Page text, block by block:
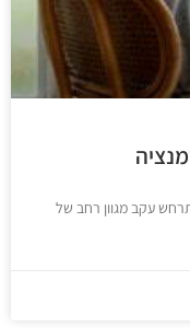
עקב מגוון רחב של